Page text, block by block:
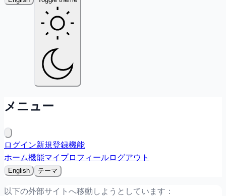
メニュー
ログイン新規登録機能
ホーム機能マイプロフィールログアウト
English テーマ
以下の外部サイトへ移動しようとしています：